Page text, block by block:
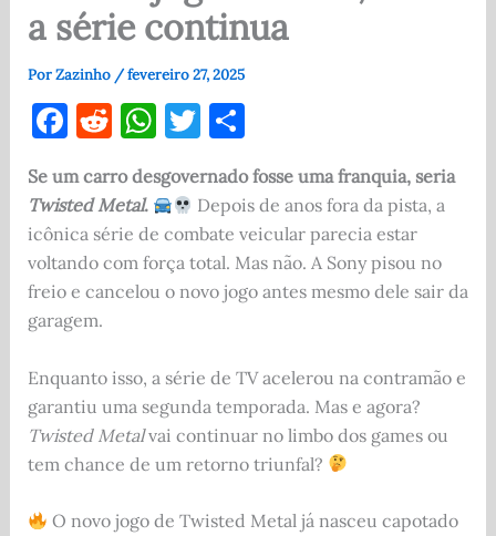
a série continua
PorZazinho /fevereiro 27, 2025
F
c
e
b
o
o
k
R
d
di
t
W
at
s
A
p
T
it
te
r
S
h
ar
e
Se um carro desgovernado fosse uma franquia, seria
Twisted Metal.
Depois de anos fora da pista, a
icônica série de combate veicular parecia estar
voltando com força total. Mas não. A Sony pisou no
freio e cancelou o novo jogo antes mesmo dele sair da
garagem.
Enquanto isso, a série de TV acelerou na contramão e
garantiu uma segunda temporada. Mas e agora?
Twisted Metalvai continuar no limbo dos games ou
tem chance de um retorno triunfal?
O novo jogo de Twisted Metal já nasceu capotado